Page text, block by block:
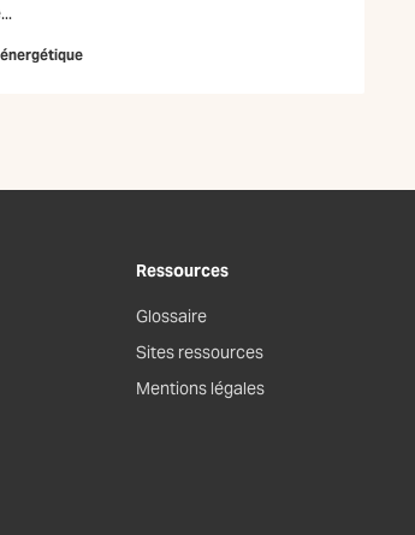
Ressources
Glossaire
Sites ressources
Mentions légales